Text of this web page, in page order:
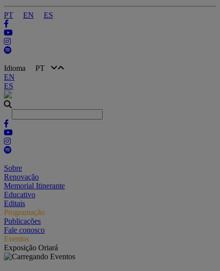
PT EN ES
Idioma PT
EN
ES
Sobre
Renovação
Memorial Itinerante
Educativo
Editais
Programação
Publicações
Fale conosco
Eventos
Exposição Oriará